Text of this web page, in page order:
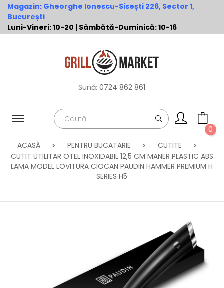
Magazin: Gheorghe Ionescu-Sisești 226, Sector 1,
București
Luni-Vineri: 10-20 | Sâmbătă-Duminică: 10-16
Sună: 0724 862 861
0
ACASĂ
PENTRU BUCATARIE
CUTITE
CUTIT UTILITAR OTEL INOXIDABIL 12,5 CM MANER PLASTIC ABS
LAMA MODEL LOVITURA CIOCAN PAUDIN HAMMER PREMIUM H
SERIES H5